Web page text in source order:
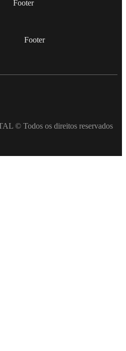
© Todos os direitos reservados